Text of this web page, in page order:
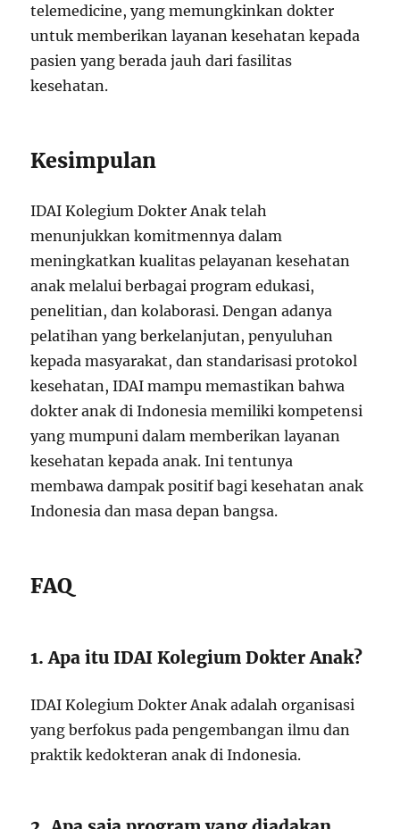
telemedicine, yang memungkinkan dokter
untuk memberikan layanan kesehatan kepada
pasien yang berada jauh dari fasilitas
kesehatan.
Kesimpulan
IDAI Kolegium Dokter Anak telah
menunjukkan komitmennya dalam
meningkatkan kualitas pelayanan kesehatan
anak melalui berbagai program edukasi,
penelitian, dan kolaborasi. Dengan adanya
pelatihan yang berkelanjutan, penyuluhan
kepada masyarakat, dan standarisasi protokol
kesehatan, IDAI mampu memastikan bahwa
dokter anak di Indonesia memiliki kompetensi
yang mumpuni dalam memberikan layanan
kesehatan kepada anak. Ini tentunya
membawa dampak positif bagi kesehatan anak
Indonesia dan masa depan bangsa.
FAQ
1. Apa itu IDAI Kolegium Dokter Anak?
IDAI Kolegium Dokter Anak adalah organisasi
yang berfokus pada pengembangan ilmu dan
praktik kedokteran anak di Indonesia.